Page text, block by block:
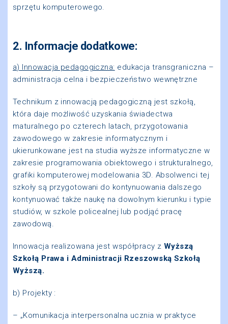
sprzętu komputerowego.
2. Informacje dodatkowe:
a) Innowacja pedagogiczna: edukacja transgraniczna –
administracja celna i bezpieczeństwo wewnętrzne
Technikum z innowacją pedagogiczną jest szkołą,
która daje możliwość uzyskania świadectwa
maturalnego po czterech latach, przygotowania
zawodowego w zakresie informatycznym i
ukierunkowane jest na studia wyższe informatyczne w
zakresie programowania obiektowego i strukturalnego,
grafiki komputerowej modelowania 3D. Absolwenci tej
szkoły są przygotowani do kontynuowania dalszego
kontynuować także naukę na dowolnym kierunku i typie
studiów, w szkole policealnej lub podjąć pracę
zawodową.
Innowacja realizowana jest współpracy z Wyższą
Szkołą Prawa i Administracji Rzeszowską Szkołą
Wyższą.
b) Projekty :
– „Komunikacja interpersonalna ucznia w praktyce